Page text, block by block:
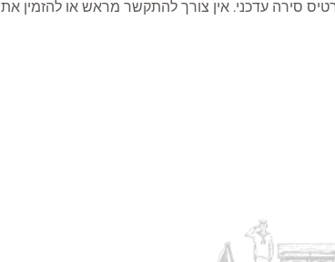
סירה עדכני. אין צורך להתקשר מראש או להזמין את